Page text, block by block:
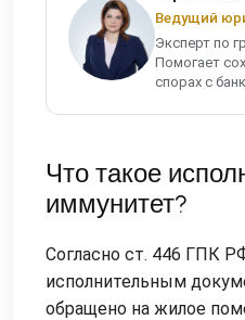
Ведущий
Эксперт по
Помогает
спорах с
Что такое
иммунитет?
Согласно ст. 446 ГПК
исполнительным
обращено на жилое